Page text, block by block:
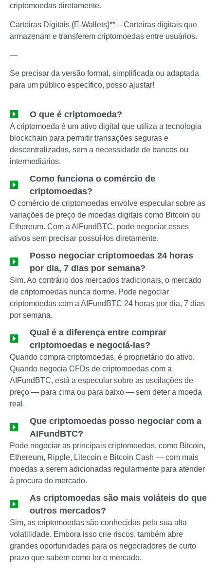
criptomoedas diretamente.
Carteiras Digitais (E-Wallets)** – Carteiras digitais que
armazenam e transferem criptomoedas entre usuários.
—
Se precisar da versão formal, simplificada ou adaptada
para um público específico, posso ajustar!
O que é criptomoeda?
A criptomoeda é um ativo digital que utiliza a tecnologia
blockchain para permitir transações seguras e
descentralizadas, sem a necessidade de bancos ou
intermediários.
Como funciona o comércio de
criptomoedas?
O comércio de criptomoedas envolve especular sobre as
variações de preço de moedas digitais como Bitcoin ou
Ethereum. Com a AIFundBTC, pode negociar esses
ativos sem precisar possuí-los diretamente.
Posso negociar criptomoedas 24 horas
por dia, 7 dias por semana?
Sim. Ao contrário dos mercados tradicionais, o mercado
de criptomoedas nunca dorme. Pode negociar
criptomoedas com a AIFundBTC 24 horas por dia, 7 dias
por semana.
Qual é a diferença entre comprar
criptomoedas e negociá-las?
Quando compra criptomoedas, é proprietário do ativo.
Quando negocia CFDs de criptomoedas com a
AIFundBTC, está a especular sobre as oscilações de
preço — para cima ou para baixo — sem deter a moeda
real.
Que criptomoedas posso negociar com a
AIFundBTC?
Pode negociar as principais criptomoedas, como Bitcoin,
Ethereum, Ripple, Litecoin e Bitcoin Cash — com mais
moedas a serem adicionadas regularmente para atender
à procura do mercado.
As criptomoedas são mais voláteis do que
outros mercados?
Sim, as criptomoedas são conhecidas pela sua alta
volatilidade. Embora isso crie riscos, também abre
grandes oportunidades para os negociadores de curto
prazo que sabem como ler o mercado.